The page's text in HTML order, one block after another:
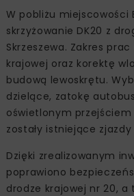
W pobliżu miejscowości
skrzyżowanie DK20 z
Skrzeszewa. Zakres
krajowej oraz korektę
budową lewoskrętu.
dzielące, zatokę
oświetlonym przejściem
zostały istniejące
Dzięki zrealizowanym
poprawiono
drodze krajowej nr 20,